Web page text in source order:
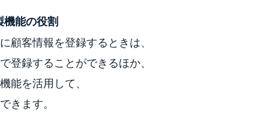
能の役割
顧客情報を登録するときは、
登録することができるほか、
能を活用して、
きます。